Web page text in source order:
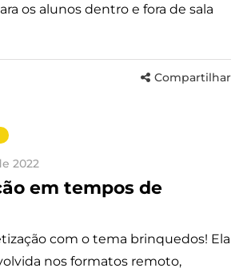
os alunos dentro e fora de sala
Compartilhar
2022
em tempos de
com o tema brinquedos! Ela
nos formatos remoto,